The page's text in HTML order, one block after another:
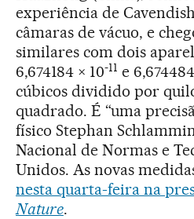
experiência de
câmaras de vácuo, e
similares com dois
6,674184 × 10-11 e
cúbicos dividido por
quadrado. É “uma
físico Stephan
Nacional de Normas e
Unidos. As novas
nesta quarta-feira na
Nature.